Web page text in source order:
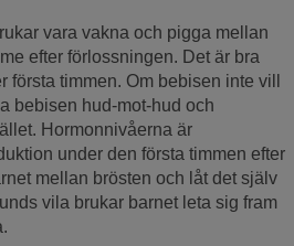
vara vakna och pigga mellan
efter förlossningen. Det är bra
första timmen. Om bebisen inte vill
bebisen hud-mot-hud och
Hormonnivåerna är
under den första timmen efter
mellan brösten och låt det själv
vila brukar barnet leta sig fram